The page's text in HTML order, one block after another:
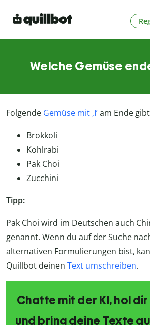
Welche Gemüse
Folgende Gemüse mit ,I’am Ende
Brokkoli
Kohlrabi
Pak Choi
Zucchini
Tipp:
Pak Choi wird im Deutschen auch
genannt. Wenn du auf der Suche
alternativen Formulierungen bist,
Quillbot deinen Text umschreiben.
Chatte mit der KI, hol
und bring deine Texte